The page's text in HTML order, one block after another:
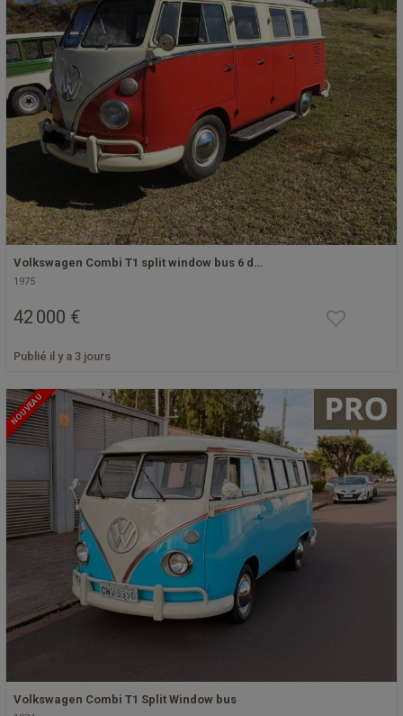
Volkswagen Combi T1 split window bus 6 d…
1975
42 000 €
Publié il y a 3 jours
NOUVEAU
Volkswagen Combi T1 Split Window bus